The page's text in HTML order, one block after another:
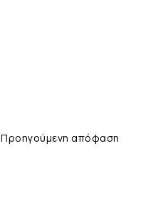
Προηγούμενη απόφαση